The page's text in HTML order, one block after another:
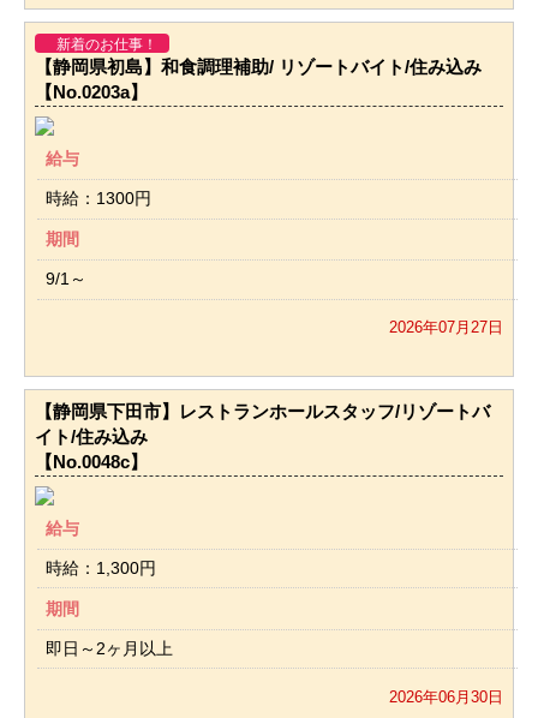
新着のお仕事！
【静岡県初島】和食調理補助/ リゾートバイト/住み込み
【No.0203a】
給与
時給：1300円
期間
9/1～
2026年07月27日
【静岡県下田市】レストランホールスタッフ/リゾートバ
イト/住み込み
【No.0048c】
給与
時給：1,300円
期間
即日～2ヶ月以上
2026年06月30日